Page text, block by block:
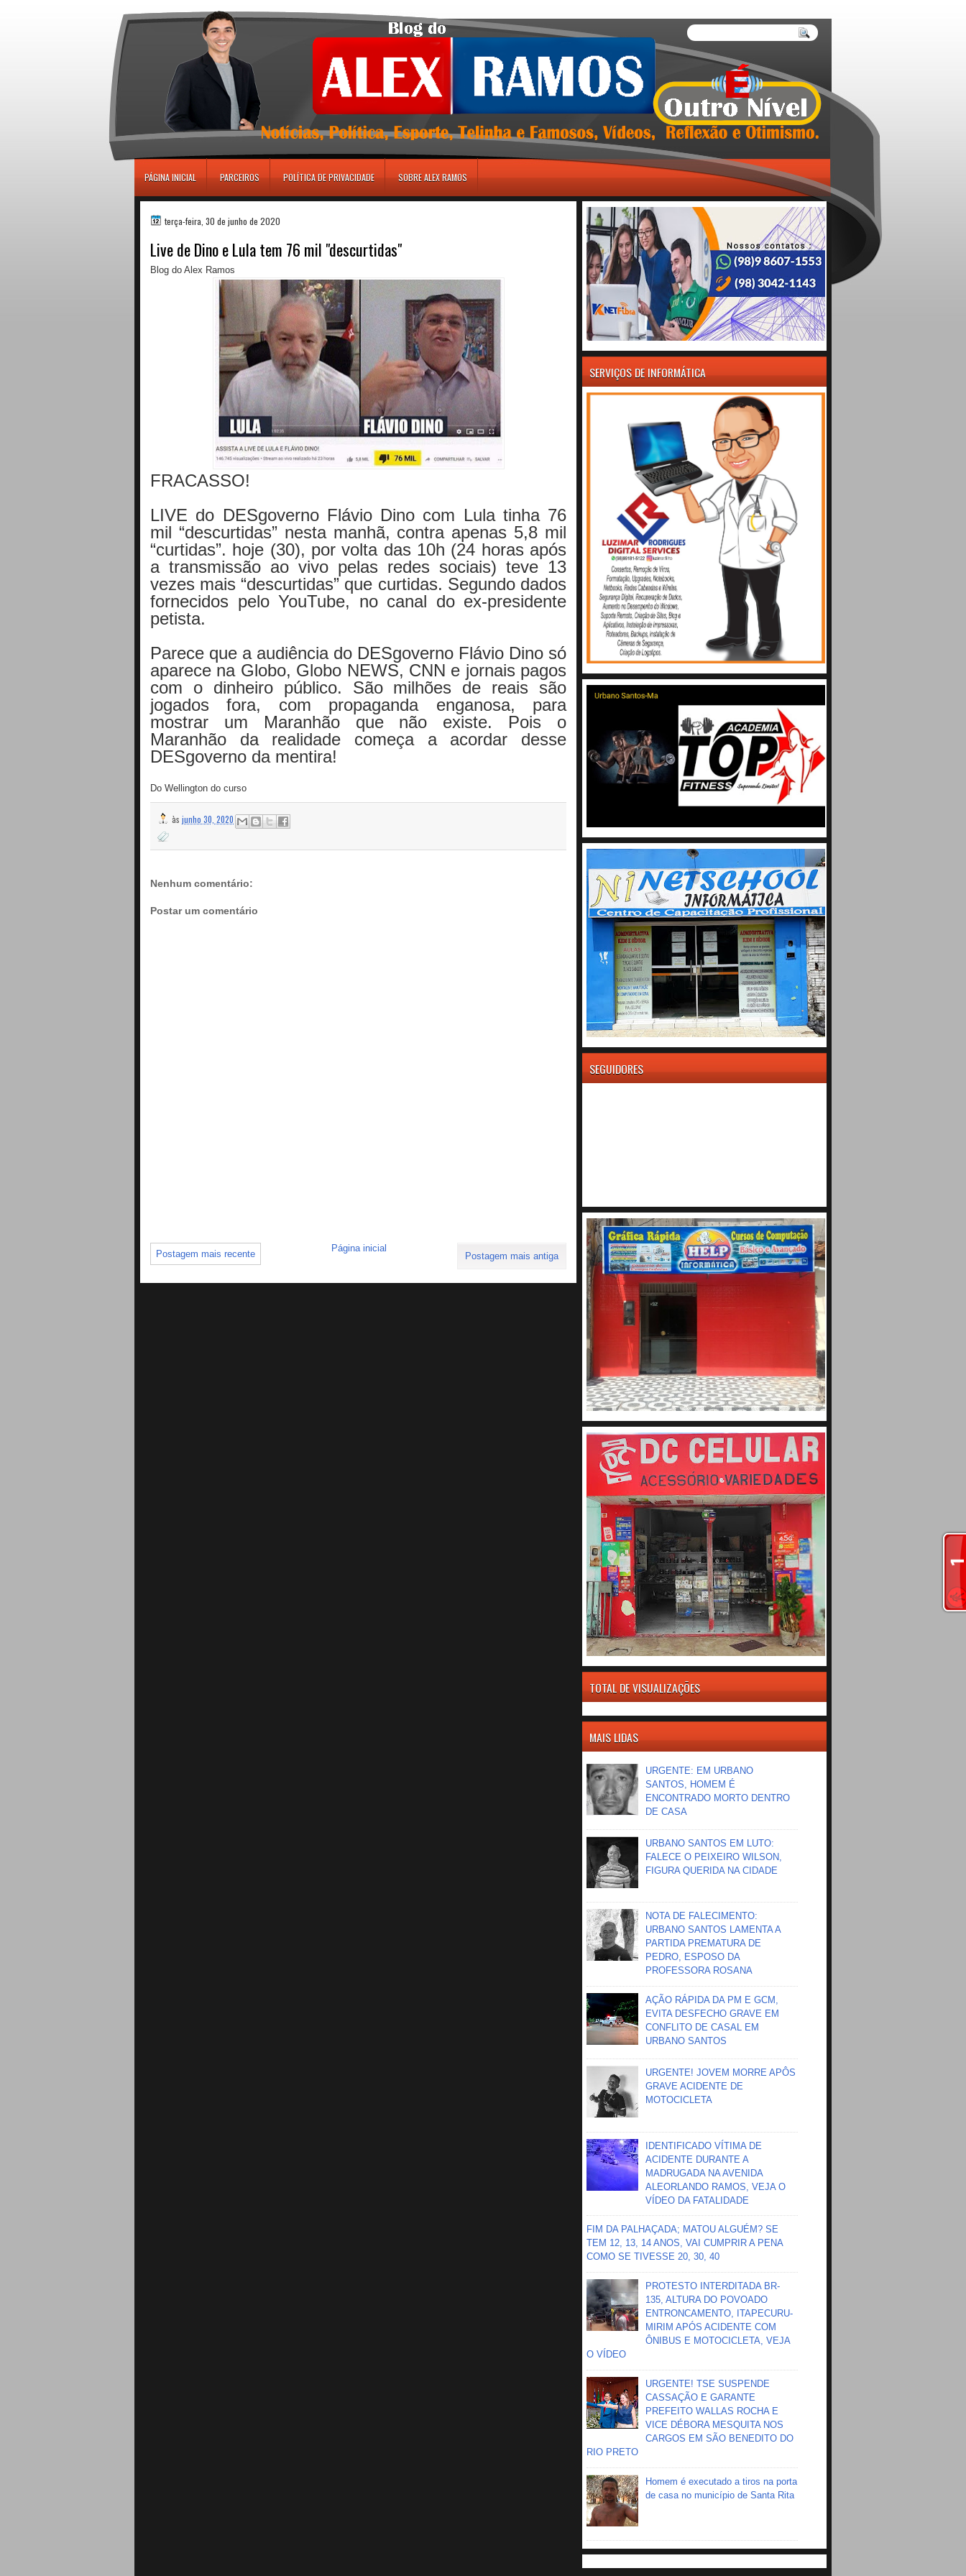
PÁGINA INICIAL PARCEIROS POLÍTICA DE PRIVACIDADE SOBRE ALEX RAMOS
terça-feira, 30 de junho de 2020
Live de Dino e Lula tem 76 mil "descurtidas"
Blog do Alex Ramos
FRACASSO!
LIVE do DESgoverno Flávio Dino com Lula tinha 76
mil “descurtidas” nesta manhã, contra apenas 5,8 mil
“curtidas”. hoje (30), por volta das 10h (24 horas após
a transmissão ao vivo pelas redes sociais) teve 13
vezes mais “descurtidas” que curtidas. Segundo dados
fornecidos pelo YouTube, no canal do ex-presidente
petista.
Parece que a audiência do DESgoverno Flávio Dino só
aparece na Globo, Globo NEWS, CNN e jornais pagos
com o dinheiro público. São milhões de reais são
jogados fora, com propaganda enganosa, para
mostrar um Maranhão que não existe. Pois o
Maranhão da realidade começa a acordar desse
DESgoverno da mentira!
Do Wellington do curso
às junho 30, 2020
Nenhum comentário:
Postar um comentário
Postagem mais recente Postagem mais antiga
Página inicial
SERVIÇOS DE INFORMÁTICA
SEGUIDORES
TOTAL DE VISUALIZAÇÕES
MAIS LIDAS
URGENTE: EM URBANO
SANTOS, HOMEM É
ENCONTRADO MORTO DENTRO
DE CASA
URBANO SANTOS EM LUTO:
FALECE O PEIXEIRO WILSON,
FIGURA QUERIDA NA CIDADE
NOTA DE FALECIMENTO:
URBANO SANTOS LAMENTA A
PARTIDA PREMATURA DE
PEDRO, ESPOSO DA
PROFESSORA ROSANA
AÇÃO RÁPIDA DA PM E GCM,
EVITA DESFECHO GRAVE EM
CONFLITO DE CASAL EM
URBANO SANTOS
URGENTE! JOVEM MORRE APÔS
GRAVE ACIDENTE DE
MOTOCICLETA
IDENTIFICADO VÍTIMA DE
ACIDENTE DURANTE A
MADRUGADA NA AVENIDA
ALEORLANDO RAMOS, VEJA O
VÍDEO DA FATALIDADE
FIM DA PALHAÇADA; MATOU ALGUÉM? SE
TEM 12, 13, 14 ANOS, VAI CUMPRIR A PENA
COMO SE TIVESSE 20, 30, 40
PROTESTO INTERDITADA BR-
135, ALTURA DO POVOADO
ENTRONCAMENTO, ITAPECURU-
MIRIM APÓS ACIDENTE COM
ÔNIBUS E MOTOCICLETA, VEJA
O VÍDEO
URGENTE! TSE SUSPENDE
CASSAÇÃO E GARANTE
PREFEITO WALLAS ROCHA E
VICE DÉBORA MESQUITA NOS
CARGOS EM SÃO BENEDITO DO
RIO PRETO
Homem é executado a tiros na porta
de casa no município de Santa Rita